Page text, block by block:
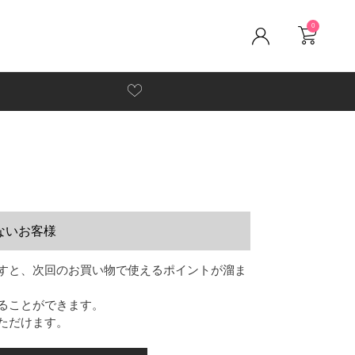
0
いお客様
と、次回のお買い物で使えるポイントが溜ま
ことができます。
だけます。